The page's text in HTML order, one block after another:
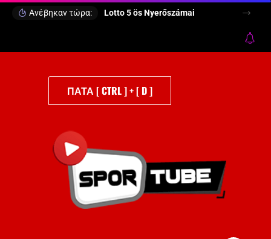
Ανέβηκαν τώρα: Lotto 5 ös Nyerőszámai
ΠΑΤΑ [ CTRL ] + [ D ]